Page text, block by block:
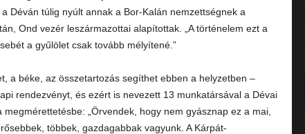
Déván túlig nyúlt annak a Bor-Kalán nemzettségnek a
Ond vezér leszármazottai alapítottak. „A történelem ezt a
a gyűlölet csak tovább mélyítené.”
a béke, az összetartozás segíthet ebben a helyzetben –
rendezvényt, és ezért is nevezett 13 munkatársával a Dévai
„Örvendek, hogy nem gyásznap ez a mai,
többek, gazdagabbak vagyunk. A Kárpát-